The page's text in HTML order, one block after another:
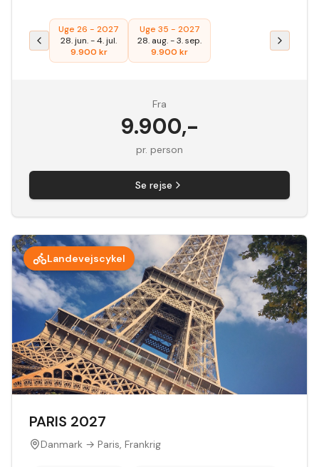
Uge 26 - 2027
28. jun.-4. jul.
9.900 kr
Uge 35 - 2027
28. aug.-3. sep.
9.900 kr
Fra
9.900,-
pr. person
Se rejse
Landevejscykel
PARIS 2027
Danmark → Paris, Frankrig